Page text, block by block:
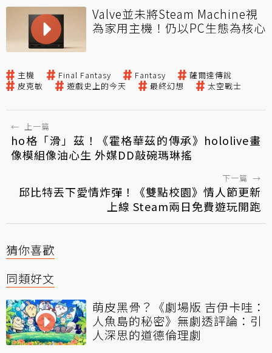
Valve並未將Steam Machine視
為家用主機！仍以PC生態為核心
主機 Final Fantasy Fantasy
薩爾達傳說
皮克敏
遊戲史上的今天 最終幻想 太空戰士
← 上一篇
ho格「滑」茲！《霍格華茲的傳承》hololive畫
像模組像油心生 外媒DD敲碗瑪琳搖
下一篇 →
邱比特丟下愛情炸彈！《雙點校園》情人節更新
上線 Steam兩日免費遊玩開跑
猜你喜歡
同類好文
萌皮黑骨？《劇場版 吉伊卡哇：
人魚島的秘密》無劇透評論：引
人深思的道德倫理劇